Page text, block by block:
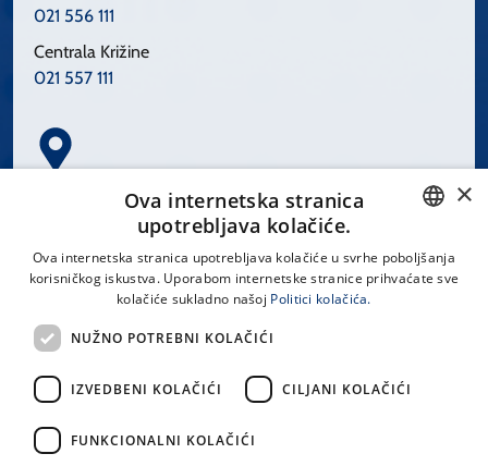
021 556 111
Centrala Križine
021 557 111
Spinčićeva 1, 21000 Split
LINKOVI
Uvjeti korištenja
CROATIAN
×
Ova internetska stranica
upotrebljava kolačiće.
Ova internetska stranica upotrebljava kolačiće u svrhe poboljšanja
korisničkog iskustva. Uporabom internetske stranice prihvaćate sve
kolačiće sukladno našoj Politici kolačića.
NUŽNO POTREBNI KOLAČIĆI
IZVEDBENI KOLAČIĆI CILJANI KOLAČIĆI
FUNKCIONALNI KOLAČIĆI